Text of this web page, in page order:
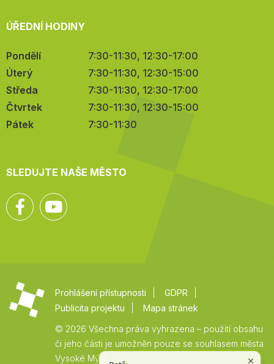
ÚŘEDNÍ HODINY
Pondělí
7:30-11:30, 12:30-17:00
Úterý
7:30-11:30, 12:30-15:00
Středa
7:30-11:30, 12:30-17:00
Čtvrtek
7:30-11:30, 12:30-15:00
Pátek
7:30-11:30
SLEDUJTE NAŠE MĚSTO
Facebook
Prohlášení přístupnosti
GDPR
Publicita projektu
Mapa stránek
© 2026 Všechna práva vyhrazena – použití obsahu
či jeho části je umožněn pouze se souhlasem města
Vysoké Mýto.